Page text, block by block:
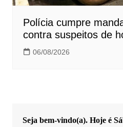
Polícia cumpre
contra suspeitos de
06/08/2026
Seja bem-vindo(a). Hoje é